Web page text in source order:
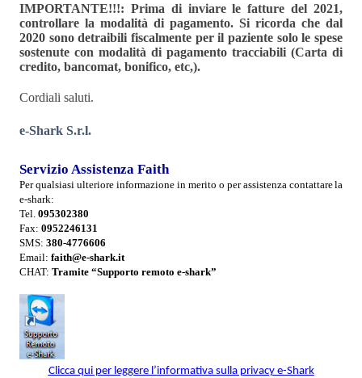
IMPORTANTE!!!: Prima di inviare le fatture del 2021,
controllare la modalità di pagamento. Si ricorda che dal
2020 sono detraibili fiscalmente per il paziente solo le spese
sostenute con modalità di pagamento tracciabili (Carta di
credito, bancomat, bonifico, etc,).
Cordiali saluti.
e-Shark S.r.l.
Servizio Assistenza Faith
Per qualsiasi ulteriore informazione in merito o per assistenza contattarela
e-shark:
Tel. 095302380
Fax: 0952246131
SMS: 380-4776606
Email: faith@e-shark.it
CHAT: Tramite “Supporto remoto e-shark”
Clicca qui per leggere l’informativa sulla privacy e-Shark